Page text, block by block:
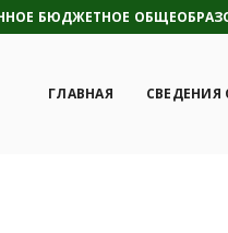
БЮДЖЕТНОЕ
ГЛАВНАЯ